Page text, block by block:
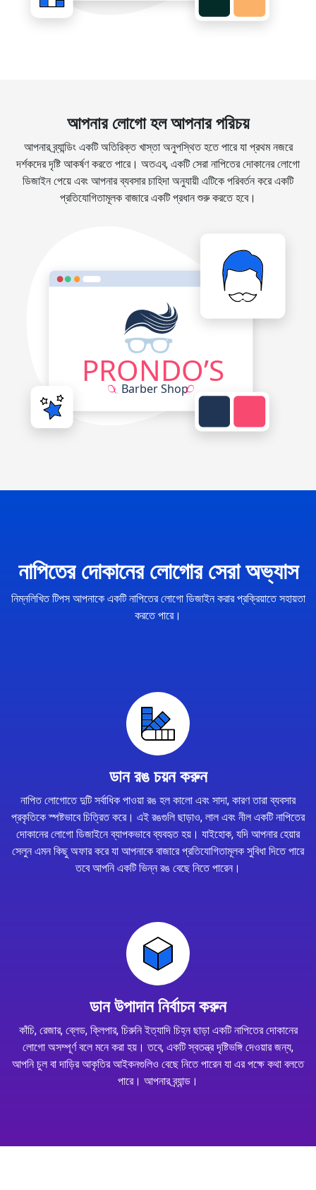
আপনার লোগো হল আপনার পরিচয়
আপনার ব্র্যান্ডিং একটি অতিরিক্ত খাস্তা অনুপস্থিত হতে পারে যা প্রথম নজরে
দর্শকদের দৃষ্টি আকর্ষণ করতে পারে। অতএব, একটি সেরা নাপিতের দোকানের লোগো
ডিজাইন পেয়ে এবং আপনার ব্যবসার চাহিদা অনুযায়ী এটিকে পরিবর্তন করে একটি
প্রতিযোগিতামূলক বাজারে একটি প্রধান শুরু করতে হবে।
নাপিতের দোকানের লোগোর সেরা অভ্যাস
নিম্নলিখিত টিপস আপনাকে একটি নাপিতের লোগো ডিজাইন করার প্রক্রিয়াতে সহায়তা
করতে পারে।
ডান রঙ চয়ন করুন
নাপিত লোগোতে দুটি সর্বাধিক পাওয়া রঙ হল কালো এবং সাদা, কারণ তারা ব্যবসার
প্রকৃতিকে স্পষ্টভাবে চিত্রিত করে। এই রঙগুলি ছাড়াও, লাল এবং নীল একটি নাপিতের
দোকানের লোগো ডিজাইনে ব্যাপকভাবে ব্যবহৃত হয়। যাইহোক, যদি আপনার হেয়ার
সেলুন এমন কিছু অফার করে যা আপনাকে বাজারে প্রতিযোগিতামূলক সুবিধা দিতে পারে
তবে আপনি একটি ভিন্ন রঙ বেছে নিতে পারেন।
ডান উপাদান নির্বাচন করুন
কাঁচি, রেজার, ব্লেড, ক্লিপার, চিরুনি ইত্যাদি চিহ্ন ছাড়া একটি নাপিতের দোকানের
লোগো অসম্পূর্ণ বলে মনে করা হয়। তবে, একটি স্বতন্ত্র দৃষ্টিভঙ্গি দেওয়ার জন্য,
আপনি চুল বা দাড়ির আকৃতির আইকনগুলিও বেছে নিতে পারেন যা এর পক্ষে কথা বলতে
পারে। আপনার ব্র্যান্ড।